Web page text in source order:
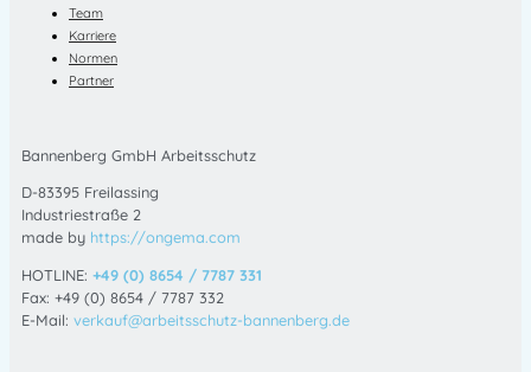
Team
Karriere
Normen
Partner
Bannenberg GmbH Arbeitsschutz
D-83395 Freilassing
Industriestraße 2
made by https://ongema.com
HOTLINE: +49 (0) 8654 / 7787 331
Fax: +49 (0) 8654 / 7787 332
E-Mail: verkauf@arbeitsschutz-bannenberg.de